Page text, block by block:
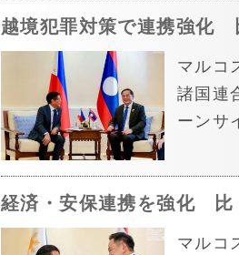
越境犯罪対策で連携強化
マルコ
諸国連
ーンサ
経済・安保連携を強化 比
マルコ